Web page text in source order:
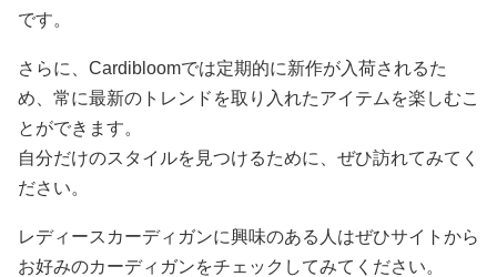
です。
さらに、Cardibloomでは定期的に新作が入荷されるた
め、常に最新のトレンドを取り入れたアイテムを楽しむこ
とができます。
自分だけのスタイルを見つけるために、ぜひ訪れてみてく
ださい。
レディースカーディガンに興味のある人はぜひサイトから
お好みのカーディガンをチェックしてみてください。